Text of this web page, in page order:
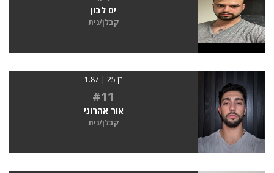
ים לבון
קבלן/נית
בן 25 | 1.87
#11
אור אהרוני
קבלן/נית